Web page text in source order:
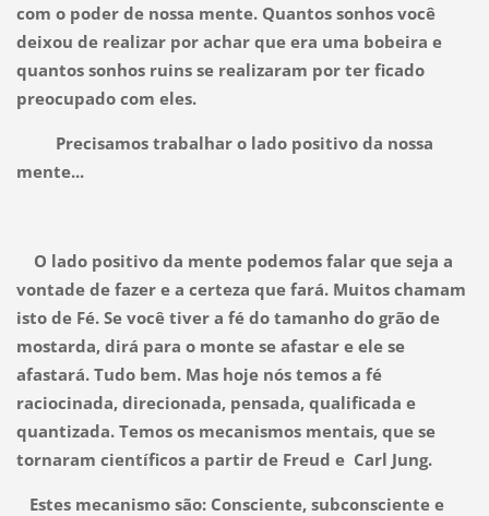
com o poder de nossa mente. Quantos sonhos você
deixou de realizar por achar que era uma bobeira e
quantos sonhos ruins se realizaram por ter ficado
preocupado com eles.
Precisamos trabalhar o lado positivo da nossa
mente...
O lado positivo da mente podemos falar que seja a
vontade de fazer e a certeza que fará. Muitos chamam
isto de Fé. Se você tiver a fé do tamanho do grão de
mostarda, dirá para o monte se afastar e ele se
afastará. Tudo bem. Mas hoje nós temos a fé
raciocinada, direcionada, pensada, qualificada e
quantizada. Temos os mecanismos mentais, que se
tornaram científicos a partir de Freud e Carl Jung.
Estes mecanismo são: Consciente, subconsciente e